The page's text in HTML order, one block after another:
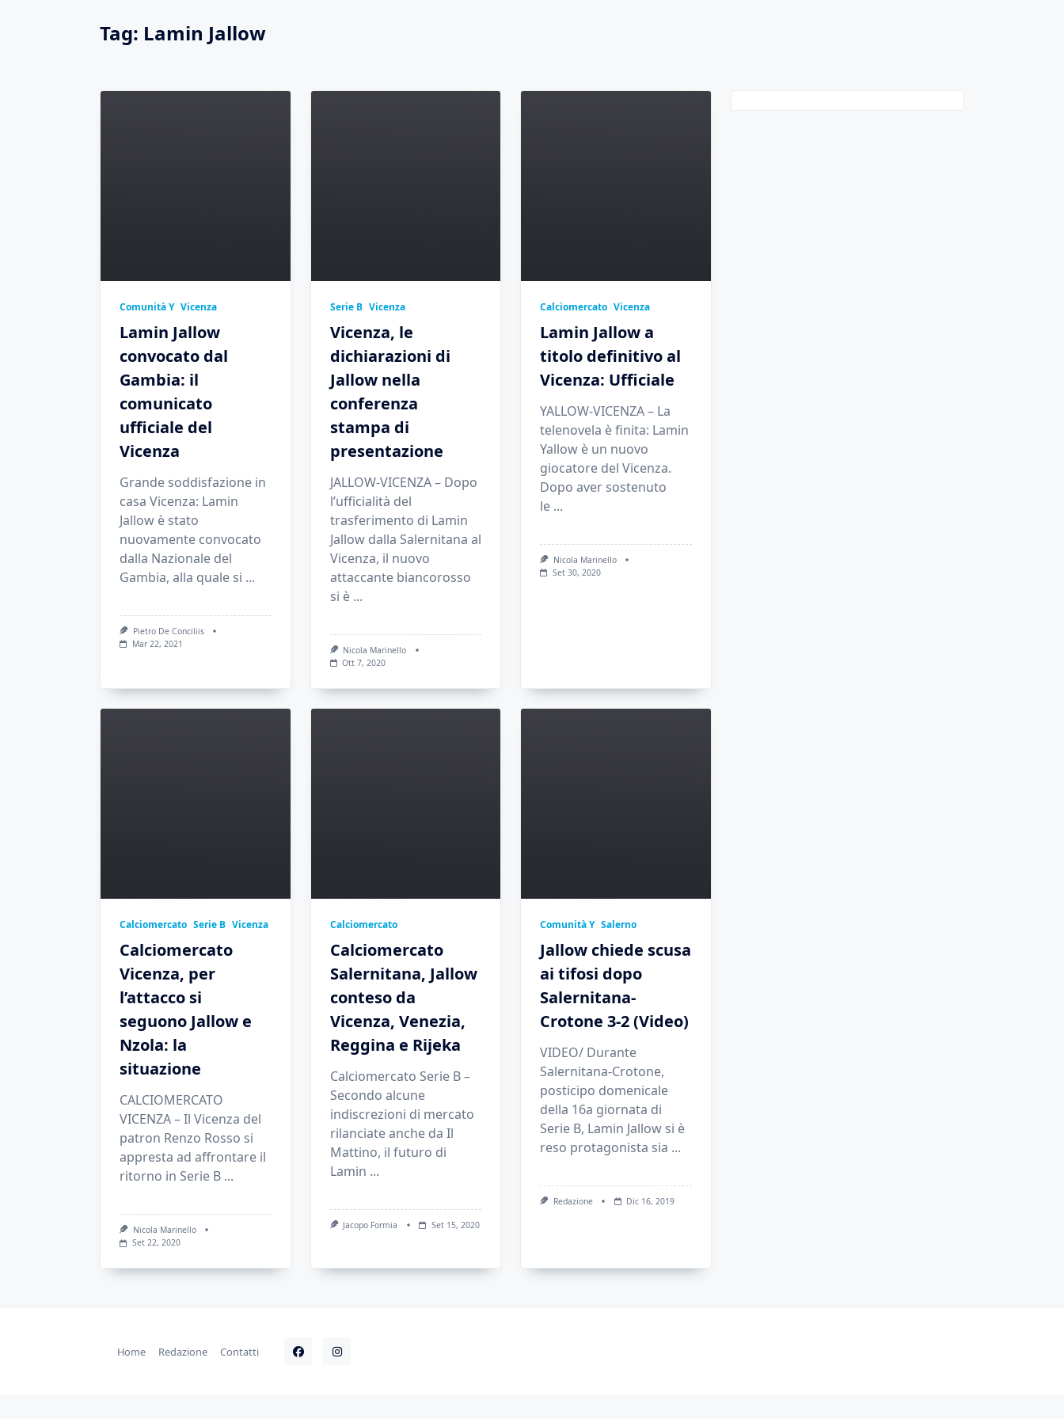
Tag: Lamin Jallow
Comunità Y Vicenza
Lamin Jallow
convocato dal
Gambia: il
comunicato
ufficiale del
Vicenza
Grande soddisfazione in
casa Vicenza: Lamin
Jallow è stato
nuovamente convocato
dalla Nazionale del
Gambia, alla quale si ...
Pietro De Conciliis
Mar 22, 2021
Serie B Vicenza
Vicenza, le
dichiarazioni di
Jallow nella
conferenza
stampa di
presentazione
JALLOW-VICENZA – Dopo
l’ufficialità del
trasferimento di Lamin
Jallow dalla Salernitana al
Vicenza, il nuovo
attaccante biancorosso
si è ...
Nicola Marinello
Ott 7, 2020
Calciomercato Vicenza
Lamin Jallow a
titolo definitivo al
Vicenza: Ufficiale
YALLOW-VICENZA – La
telenovela è finita: Lamin
Yallow è un nuovo
giocatore del Vicenza.
Dopo aver sostenuto
le ...
Nicola Marinello
Set 30, 2020
Calciomercato Serie B Vicenza
Calciomercato
Vicenza, per
l’attacco si
seguono Jallow e
Nzola: la
situazione
CALCIOMERCATO
VICENZA – Il Vicenza del
patron Renzo Rosso si
appresta ad affrontare il
ritorno in Serie B ...
Nicola Marinello
Set 22, 2020
Calciomercato
Calciomercato
Salernitana, Jallow
conteso da
Vicenza, Venezia,
Reggina e Rijeka
Calciomercato Serie B –
Secondo alcune
indiscrezioni di mercato
rilanciate anche da Il
Mattino, il futuro di
Lamin ...
Jacopo Formia Set 15, 2020
Comunità Y Salerno
Jallow chiede scusa
ai tifosi dopo
Salernitana-
Crotone 3-2 (Video)
VIDEO/ Durante
Salernitana-Crotone,
posticipo domenicale
della 16a giornata di
Serie B, Lamin Jallow si è
reso protagonista sia ...
Redazione Dic 16, 2019
Home Redazione Contatti